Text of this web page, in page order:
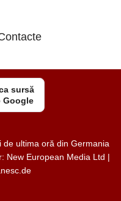
sursă
Google
ultima oră din Germania
New European Media Ltd |